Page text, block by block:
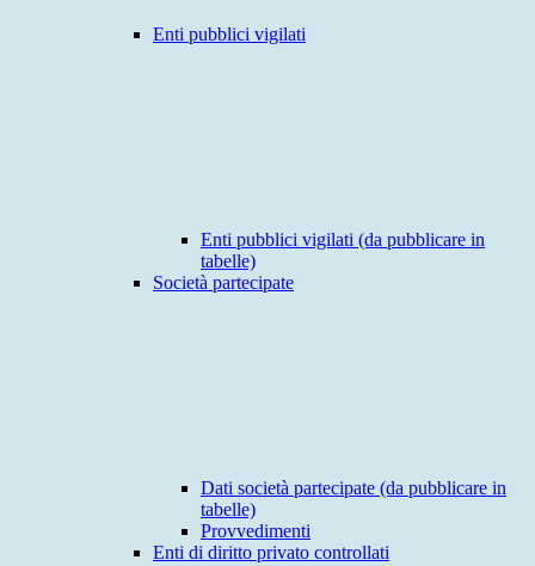
Enti pubblici vigilati
Enti pubblici vigilati (da pubblicare in
tabelle)
Società partecipate
Dati società partecipate (da pubblicare in
tabelle)
Provvedimenti
Enti di diritto privato controllati